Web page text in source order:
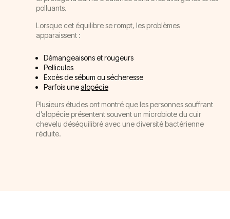
polluants.
Lorsque cet équilibre se rompt, les problèmes
apparaissent :
Démangeaisons et rougeurs
Pellicules
Excès de sébum ou sécheresse
Parfois unealopécie
Plusieurs études ont montré que les personnes souffrant
d’alopécie présentent souvent un microbiote du cuir
chevelu déséquilibré avec une diversité bactérienne
réduite.